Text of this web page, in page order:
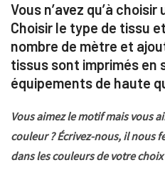
Vous n’avez qu’à
Choisir le type de tissu
nombre de mètre et
tissus sont imprimés en
équipements de haute
Vous aimez le motif mais vous
couleur ? Écrivez-nous, il nous
dans les couleurs de votre